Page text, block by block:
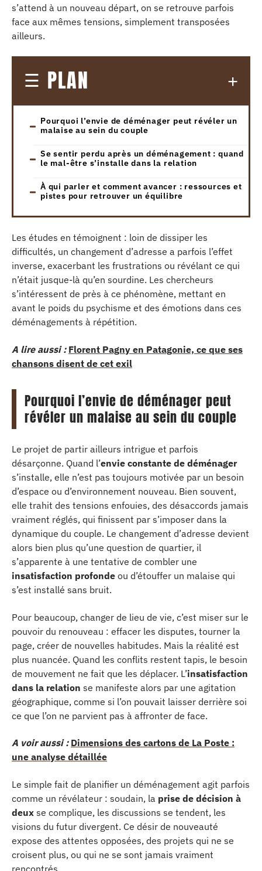
s’attend à un nouveau départ, on se retrouve parfois
face aux mêmes tensions, simplement transposées
ailleurs.
PLAN
Pourquoi l’envie de déménager peut révéler un
malaise au sein du couple
Se sentir perdu après un déménagement : quand
le mal-être s’installe dans la relation
À qui parler et comment avancer : ressources et
pistes pour retrouver un équilibre
Les études en témoignent : loin de dissiper les
difficultés, un changement d’adresse a parfois l’effet
inverse, exacerbant les frustrations ou révélant ce qui
n’était jusque-là qu’en sourdine. Les chercheurs
s’intéressent de près à ce phénomène, mettant en
avant le poids du psychisme et des émotions dans ces
déménagements à répétition.
A lire aussi : Florent Pagny en Patagonie, ce que ses
chansons disent de cet exil
Pourquoi l’envie de déménager peut
révéler un malaise au sein du couple
Le projet de partir ailleurs intrigue et parfois
désarçonne. Quand l’envie constante de déménager
s’installe, elle n’est pas toujours motivée par un besoin
d’espace ou d’environnement nouveau. Bien souvent,
elle trahit des tensions enfouies, des désaccords jamais
vraiment réglés, qui finissent par s’imposer dans la
dynamique du couple. Le changement d’adresse devient
alors bien plus qu’une question de quartier, il
s’apparente à une tentative de combler une
insatisfaction profonde ou d’étouffer un malaise qui
s’est installé sans bruit.
Pour beaucoup, changer de lieu de vie, c’est miser sur le
pouvoir du renouveau : effacer les disputes, tourner la
page, créer de nouvelles habitudes. Mais la réalité est
plus nuancée. Quand les conflits restent tapis, le besoin
de mouvement ne fait que les déplacer. L’insatisfaction
dans la relation se manifeste alors par une agitation
géographique, comme si l’on pouvait laisser derrière soi
ce que l’on ne parvient pas à affronter de face.
A voir aussi : Dimensions des cartons de La Poste :
une analyse détaillée
Le simple fait de planifier un déménagement agit parfois
comme un révélateur : soudain, la prise de décision à
deux se complique, les discussions se tendent, les
visions du futur divergent. Ce désir de nouveauté
expose des attentes opposées, des projets qui ne se
croisent plus, ou qui ne se sont jamais vraiment
rencontrés.